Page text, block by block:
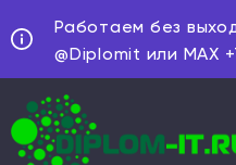
Работаем без
@Diplomit или MAX